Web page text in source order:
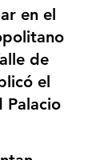
en el
de
el
Palacio